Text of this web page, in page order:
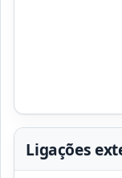
Ligações